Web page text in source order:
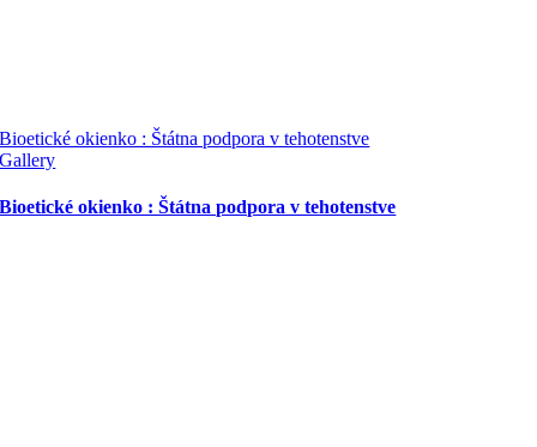
Bioetické okienko : Štátna podpora v tehotenstve
Gallery
Bioetické okienko : Štátna podpora v tehotenstve